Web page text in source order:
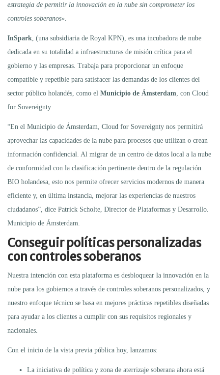
estrategia de permitir la innovación en la nube sin comprometer los
controles soberanos».
InSpark , (una subsidiaria de Royal KPN), es una incubadora de nube
dedicada en su totalidad a infraestructuras de misión crítica para el
gobierno y las empresas. Trabaja para proporcionar un enfoque
compatible y repetible para satisfacer las demandas de los clientes del
sector público holandés, como el Municipio de Ámsterdam , con Cloud
for Sovereignty.
“En el Municipio de Ámsterdam, Cloud for Sovereignty nos permitirá
aprovechar las capacidades de la nube para procesos que utilizan o crean
información confidencial. Al migrar de un centro de datos local a la nube
de conformidad con la clasificación pertinente dentro de la regulación
BIO holandesa, esto nos permite ofrecer servicios modernos de manera
eficiente y, en última instancia, mejorar las experiencias de nuestros
ciudadanos”, dice Patrick Scholte, Director de Plataformas y Desarrollo.
Municipio de Ámsterdam.
Conseguir políticas personalizadas
con controles soberanos
Nuestra intención con esta plataforma es desbloquear la innovación en la
nube para los gobiernos a través de controles soberanos personalizados, y
nuestro enfoque técnico se basa en mejores prácticas repetibles diseñadas
para ayudar a los clientes a cumplir con sus requisitos regionales y
nacionales.
Con el inicio de la vista previa pública hoy, lanzamos:
La iniciativa de política y zona de aterrizaje soberana ahora está